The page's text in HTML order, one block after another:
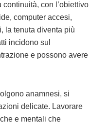
con l’obiettivo
computer accesi,
la tenuta diventa più
incidono sul
e possono avere
anamnesi, si
delicate. Lavorare
e mentali che